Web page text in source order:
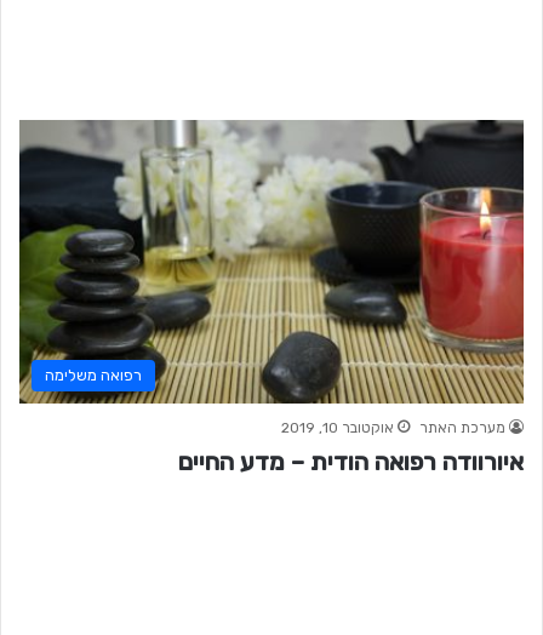
רפואה משלימה
מערכת האתר אוקטובר 10, 2019
איורוודה רפואה הודית – מדע החיים